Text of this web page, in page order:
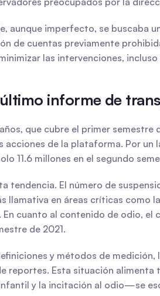
aunque imperfecto, se buscaba
de cuentas previamente
las intervenciones,
informe de
que cubre el primer
de la plataforma. Por
11.6 millones en el segundo
tendencia. El número de
llamativa en áreas críticas
. En cuanto al contenido de odio, el
de 2021.
y métodos de
reportes. Esta situación
y la incitación al odio—se